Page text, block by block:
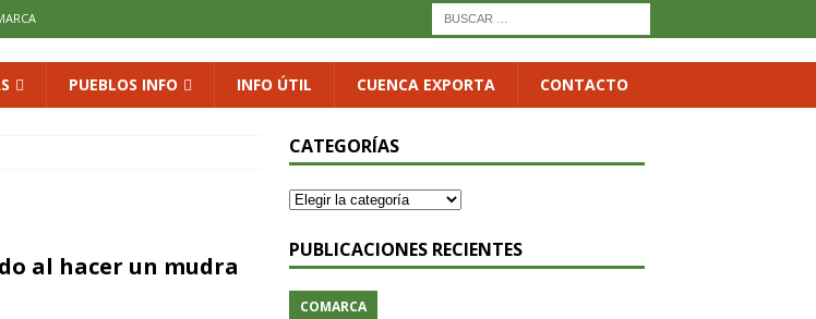
PUEBLOS INFO INFO ÚTIL CUENCA EXPORTA CONTACTO
al hacer un mudra
CATEGORÍAS
PUBLICACIONES RECIENTES
COMARCA